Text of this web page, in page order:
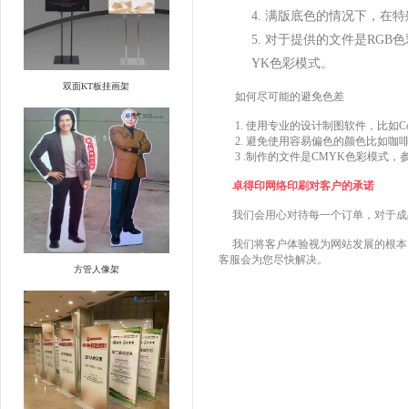
双面KT板挂画架
方管人像架
4. 满版底色的情况下，在
5. 对于提供的文件是RGB
YK色彩模式。
如何尽可能的避免色差
1. 使用专业的设计制图软件，比如
2. 避免使用容易偏色的颜色比如咖
3 .制作的文件是CMYK色彩模式，
卓得印网络印刷对客户的承诺
我们会用心对待每一个订单，对于成
我们将客户体验视为网站发展的根本
客服会为您尽快解决。